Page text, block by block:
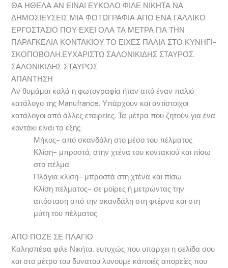
ΘΑ ΗΘΕΛΑ ΑΝ ΕΙΝΑΙ ΕΥΚΟΛΟ ΦΙΛΕ ΝΙΚΗΤΑ ΝΑ
ΔΗΜΟΣΙΕΥΣΕΙΣ ΜΙΑ ΦΟΤΩΓΡΑΦΙΑ ΑΠΟ ΕΝΑ ΓΑΛΛΙΚΟ
ΕΡΓΟΣΤΑΣΙΟ ΠΟΥ ΕΧΕΙ ΟΛΑ ΤΑ ΜΕΤΡΑ ΓΙΑ ΤΗΝ
ΠΑΡΑΓΚΕΛΙΑ ΚΟΝΤΑΚΙΟΥ.ΤΟ ΕΙΧΕΣ ΠΑΛΙΑ ΣΤΟ ΚΥΝΗΓΙ-
ΣΚΟΠΟΒΟΛΗ.ΕΥΧΑΡΙΣΤΩ ΣΑΛΟΝΙΚΙΔΗΣ ΣΤΑΥΡΟΣ.
ΣΑΛΟΝΙΚΙΔHΣ ΣΤΑΥΡΟΣ
ΑΠΑΝΤΗΣΗ
Αν θυμάμαι καλά η φωτογραφία ήταν από έναν παλιό
κατάλογο της Manufrance. Υπάρχουν και αντίστοιχοι
κατάλογοι από άλλες εταιρείες. Τα μέτρα που ζητούν για ένα
κοντάκι είναι τα εξής:
Μήκος- από σκανδάλη στο μέσο του πέλματος
Κλίση- μπροστά, στην χτένα του κοντακιού και πίσω
στο πέλμα
Πλάγια κλίση- μπροστά στη χτένα και πίσω
Κλίση πέλματος- σε μοίρες ή μετρώντας την
απόσταση από την σκανδάλη στη φτέρνα και στη
μύτη του πέλματος.
ΑΠΟ ΠΟΖΕ ΣΕ ΠΛΑΓΙΟ
Καλησπέρα φιλε Νικήτα. ευτυχώς που υπαρχει η σελίδα σου
και στο μέτρο του δυνατου λυνουμε κάποιές απορείες που